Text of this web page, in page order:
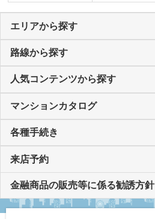
エリアから探す
路線から探す
人気コンテンツから探す
マンションカタログ
各種手続き
来店予約
金融商品の販売等に係る勧誘方針